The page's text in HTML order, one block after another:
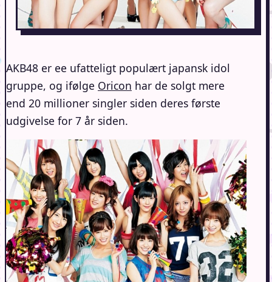
AKB48 er ee ufatteligt populært japansk idol
gruppe, og ifølge Oricon har de solgt mere
end 20 millioner singler siden deres første
udgivelse for 7 år siden.